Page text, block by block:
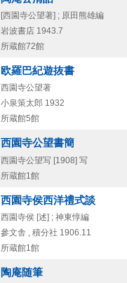
[西園寺公望著] ; 原田熊雄編
岩波書店 1943.7
所蔵館72館
欧羅巴紀遊抜書
西園寺公望著
小泉策太郎 1932
所蔵館5館
西園寺公望書簡
西園寺公望写 [1908] 写
所蔵館1館
西園寺侯西洋禮式談
西園寺侯 [述] ; 神東惇編
參文舎 , 積分社 1906.11
所蔵館1館
陶庵随筆